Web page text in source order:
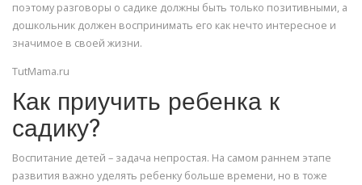
поэтому разговоры о садике должны быть только позитивными, а
дошкольник должен воспринимать его как нечто интересное и
значимое в своей жизни.
TutMama.ru
Как приучить ребенка к
садику?
Воспитание детей – задача непростая. На самом раннем этапе
развития важно уделять ребенку больше времени, но в тоже